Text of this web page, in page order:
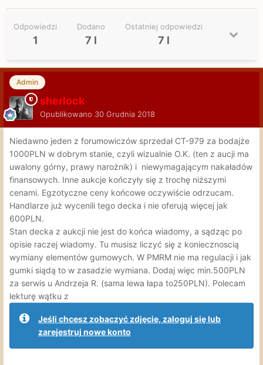
Odpowiedzi
1
Dodano
7 l
Ostatniej odpowiedzi
7 l
Admin
sherlock
Opublikowano 30 Grudnia 2018
Niedawno jeden z forumowiczów sprzedał CT-979 za bodajże
1000PLN w dobrym stanie, czyli wizualnie O.K. (ten z aucji ma
uwalony górny, prawy narożnik) i niewymagającym nakaładów
finansowych. Inne aukcje kończyły się z trochę niższymi
cenami. Egzotyczne ceny końcowe oczywiście odrzucam.
Handlarze już wycenili tego decka i nie oferują więcej jak
600PLN.
Stan decka z aukcji nie jest do końca wiadomy, a sądząc po
opisie raczej wiadomy. Tu musisz liczyć się z koniecznoscią
wymiany elementów gumowych. W PMRM nie ma regulacji i jak
gumki siądą to w zasadzie wymiana. Dodaj więc min.500PLN
za serwis u Andrzeja R. (sama lewa łapa to250PLN). Polecam
lekturę wątku z
Jeśli chcesz zobaczyć zdjęcie, zaloguj się lub
zarejestruj nowe konto